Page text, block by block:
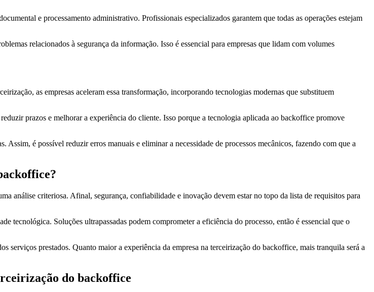
e processamento administrativo. Profissionais especializados garantem que todas as operações estejam
relacionados à segurança da informação. Isso é essencial para empresas que lidam com volumes
as empresas aceleram essa transformação, incorporando tecnologias modernas que substituem
prazos e melhorar a experiência do cliente. Isso porque a tecnologia aplicada ao backoffice promove
é possível reduzir erros manuais e eliminar a necessidade de processos mecânicos, fazendo com que a
análise criteriosa. Afinal, segurança, confiabilidade e inovação devem estar no topo da lista de requisitos para
tecnológica. Soluções ultrapassadas podem comprometer a eficiência do processo, então é essencial que o
serviços prestados. Quanto maior a experiência da empresa na terceirização do backoffice, mais tranquila será a
do backoffice